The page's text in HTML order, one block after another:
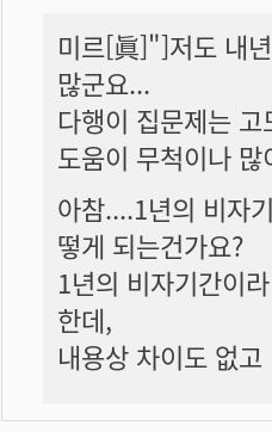
미르[眞]"]저도 내
많군요...
다행이 집문제는
도움이 무척이나
아참....1년의 비자
떻게 되는건가요?
1년의 비자기간이
한데,
내용상 차이도 없